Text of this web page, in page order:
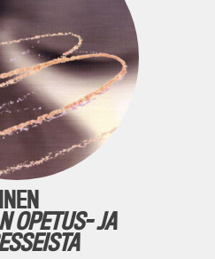
OPETUS- JA